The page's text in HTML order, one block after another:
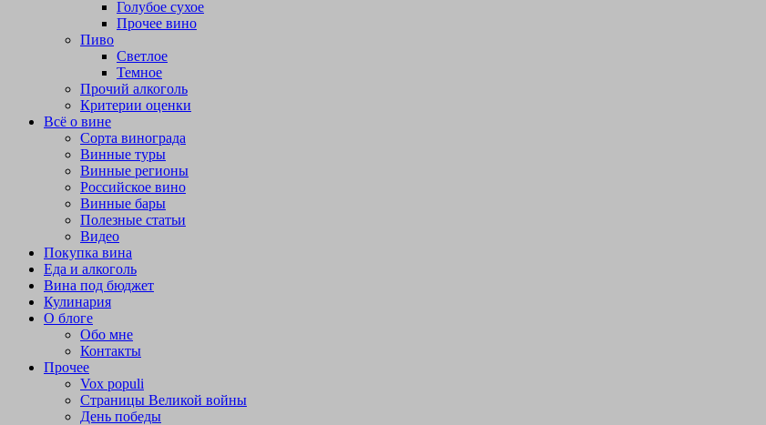
Голубое сухое
Прочее вино
Пиво
Светлое
Темное
Прочий алкоголь
Критерии оценки
Всё о вине
Сорта винограда
Винные туры
Винные регионы
Российское вино
Винные бары
Полезные статьи
Видео
Покупка вина
Еда и алкоголь
Вина под бюджет
Кулинария
О блоге
Обо мне
Контакты
Прочее
Vox populi
Страницы Великой войны
День победы